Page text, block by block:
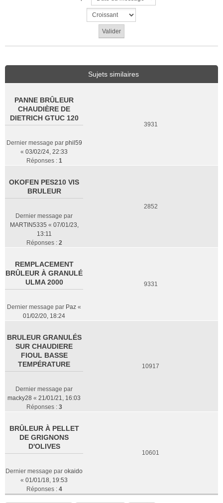
Sujets similaires
PANNE BRÛLEUR
CHAUDIÈRE DE
DIETRICH GTUC 120
Dernier message par phil59
« 03/02/24, 22:33
Réponses : 1
3931
OKOFEN PES210 VIS
BRULEUR
Dernier message par
MARTIN5335 « 07/01/23,
13:11
Réponses : 2
2852
REMPLACEMENT
BRÛLEUR À GRANULÉ
ULMA 2000
Dernier message par Paz «
01/02/20, 18:24
9331
BRULEUR GRANULÉS
SUR CHAUDIERE
FIOUL BASSE
TEMPÉRATURE
Dernier message par
macky28 « 21/01/21, 16:03
Réponses : 3
10917
BRÛLEUR À PELLET
DE GRIGNONS
D'OLIVES
Dernier message par okaido
« 01/01/18, 19:53
Réponses : 4
10601